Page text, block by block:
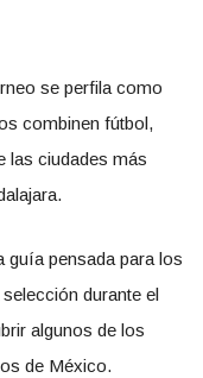
se perfila como
combinen fútbol,
las ciudades más
guía pensada para los
durante el
algunos de los
de México.